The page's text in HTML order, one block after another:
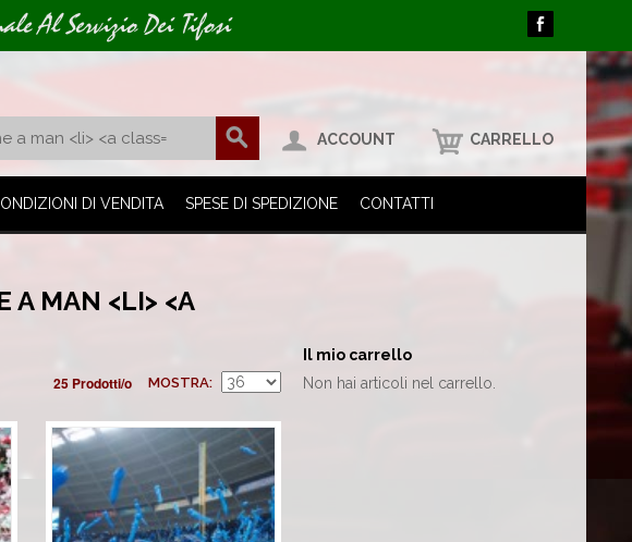
Al Servizio Dei Tifosi
ACCOUNT CARRELLO
DI VENDITA SPESE DI SPEDIZIONE CONTATTI
A MAN <LI> <A
25 Prodotti/o MOSTRA
Il mio carrello
Non hai articoli nel carrello.